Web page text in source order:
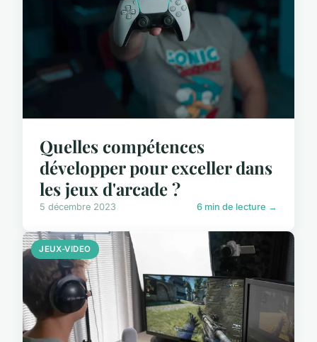
Quelles compétences
développer pour exceller dans
les jeux d'arcade ?
5 décembre 2023 6 min de lecture →
JEUX-VIDEO